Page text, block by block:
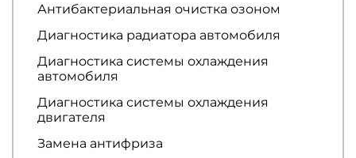
Антибактериальная очистка озоном
Диагностика радиатора автомобиля
Диагностика системы охлаждения
автомобиля
Диагностика системы охлаждения
двигателя
Замена антифриза